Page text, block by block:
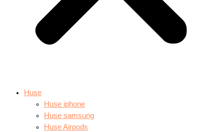
Huse
Huse iphone
Huse samsung
Huse Airpods